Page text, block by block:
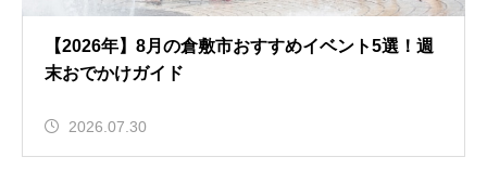
【2026年】8月の倉敷市おすすめイベント5選！週
末おでかけガイド
2026.07.30